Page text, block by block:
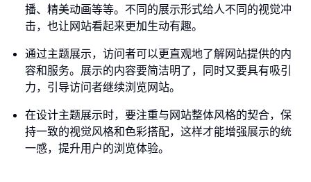
播、精美动画等等。不同的展示形式给人不同的视觉冲
击，也让网站看起来更加生动有趣。
通过主题展示，访问者可以更直观地了解网站提供的内
容和服务。展示的内容要简洁明了，同时又要具有吸引
力，引导访问者继续浏览网站。
在设计主题展示时，要注重与网站整体风格的契合，保
持一致的视觉风格和色彩搭配，这样才能增强展示的统
一感，提升用户的浏览体验。